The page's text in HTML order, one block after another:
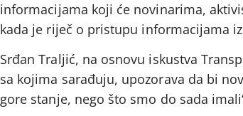
informacijama koji će novinarima,
kada je riječ o pristupu informacijama
Srđan Traljić, na osnovu iskustva
sa kojima sarađuju, upozorava da bi
gore stanje, nego što smo do sada